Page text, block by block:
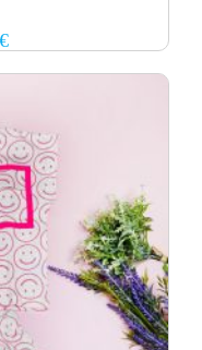
€Current
price